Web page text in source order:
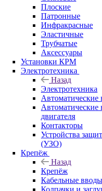
Плоские
Патронные
Инфракрасные
Эластичные
Трубчатые
Аксессуары
Установки КРМ
Электротехника
Назад
Электротехника
Автоматические
двигателя
Контакторы
Устройства
(УЗО)
Крепёж
Назад
Крепёж
Кабельные вводы
Колпачки и